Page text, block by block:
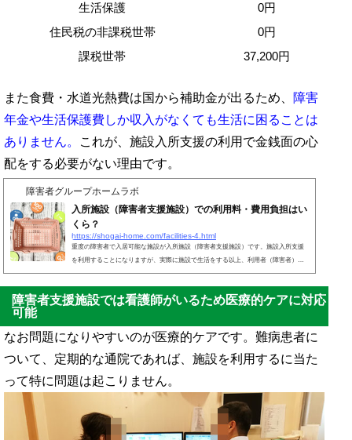
生活保護
0円
住民税の非課税世帯
0円
課税世帯
37,200円
また食費・水道光熱費は国から補助金が出るため、 障害
年金や生活保護費しか収入がなくても生活に困ることは
ありません。
これが、施設入所支援の利用で金銭面の心
配をする必要がない理由です。
障害者グループホームラボ
入所施設（障害者支援施設）での利用料・費用負担はい
くら？
https://shogai-home.com/facilities-4.html
重度の障害者で入居可能な施設が入所施設（障害者支援施設）です。施設入所支援
を利用することになりますが、実際に施設で生活をする以上、利用者（障害者）に
は利用負担があります。つまり、施設利用の費用負担を考慮しなければいけませ
ん。入所施設は格安で利用できます。そのため値段を気にすることなく、障害者で
あれば問題なく生活できるように設計されています。ただ、どのような費用負担に
在し、お金の支払いが発生するのか理解しておけば安心して...
障害者支援施設では看護師がいるため医療的ケアに対応
可能
なお問題になりやすいのが医療的ケアです。難病患者に
ついて、定期的な通院であれば、施設を利用するに当た
って特に問題は起こりません。